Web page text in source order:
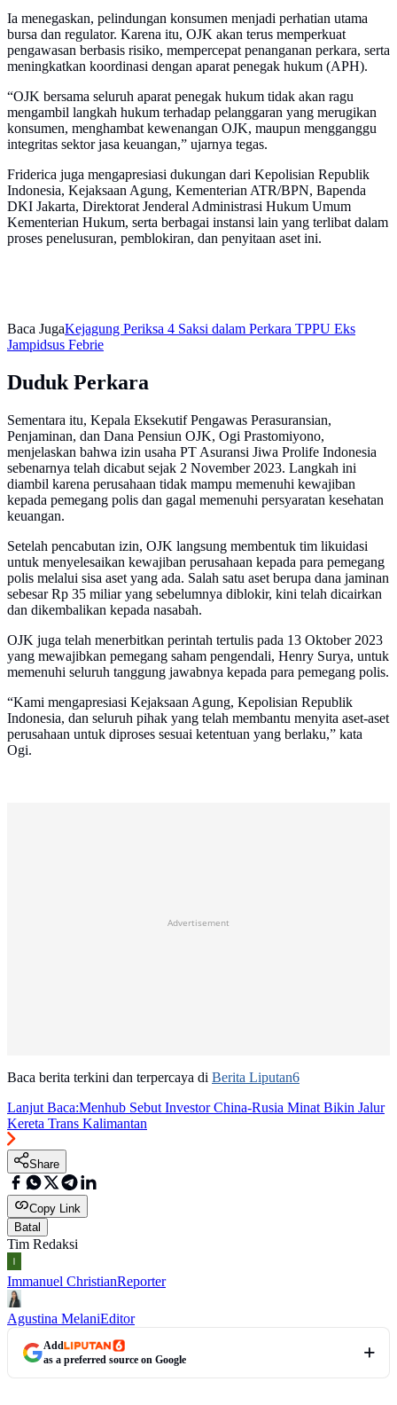
Ia menegaskan, pelindungan konsumen menjadi perhatian utama
bursa dan regulator. Karena itu, OJK akan terus memperkuat
pengawasan berbasis risiko, mempercepat penanganan perkara, serta
meningkatkan koordinasi dengan aparat penegak hukum (APH).
“OJK bersama seluruh aparat penegak hukum tidak akan ragu
mengambil langkah hukum terhadap pelanggaran yang merugikan
konsumen, menghambat kewenangan OJK, maupun mengganggu
integritas sektor jasa keuangan,” ujarnya tegas.
Friderica juga mengapresiasi dukungan dari Kepolisian Republik
Indonesia, Kejaksaan Agung, Kementerian ATR/BPN, Bapenda
DKI Jakarta, Direktorat Jenderal Administrasi Hukum Umum
Kementerian Hukum, serta berbagai instansi lain yang terlibat dalam
proses penelusuran, pemblokiran, dan penyitaan aset ini.
Baca JugaKejagung Periksa 4 Saksi dalam Perkara TPPU Eks
Jampidsus Febrie
Duduk Perkara
Sementara itu, Kepala Eksekutif Pengawas Perasuransian,
Penjaminan, dan Dana Pensiun OJK, Ogi Prastomiyono,
menjelaskan bahwa izin usaha PT Asuransi Jiwa Prolife Indonesia
sebenarnya telah dicabut sejak 2 November 2023. Langkah ini
diambil karena perusahaan tidak mampu memenuhi kewajiban
kepada pemegang polis dan gagal memenuhi persyaratan kesehatan
keuangan.
Setelah pencabutan izin, OJK langsung membentuk tim likuidasi
untuk menyelesaikan kewajiban perusahaan kepada para pemegang
polis melalui sisa aset yang ada. Salah satu aset berupa dana jaminan
sebesar Rp 35 miliar yang sebelumnya diblokir, kini telah dicairkan
dan dikembalikan kepada nasabah.
OJK juga telah menerbitkan perintah tertulis pada 13 Oktober 2023
yang mewajibkan pemegang saham pengendali, Henry Surya, untuk
memenuhi seluruh tanggung jawabnya kepada para pemegang polis.
“Kami mengapresiasi Kejaksaan Agung, Kepolisian Republik
Indonesia, dan seluruh pihak yang telah membantu menyita aset-aset
perusahaan untuk diproses sesuai ketentuan yang berlaku,” kata
Ogi.
Advertisement
Baca berita terkini dan terpercaya di Berita Liputan6
Lanjut Baca:Menhub Sebut Investor China-Rusia Minat Bikin Jalur
Kereta Trans Kalimantan
Share
Copy Link
Batal
Tim Redaksi
Immanuel ChristianReporter
Agustina MelaniEditor
Add
as a preferred source on Google